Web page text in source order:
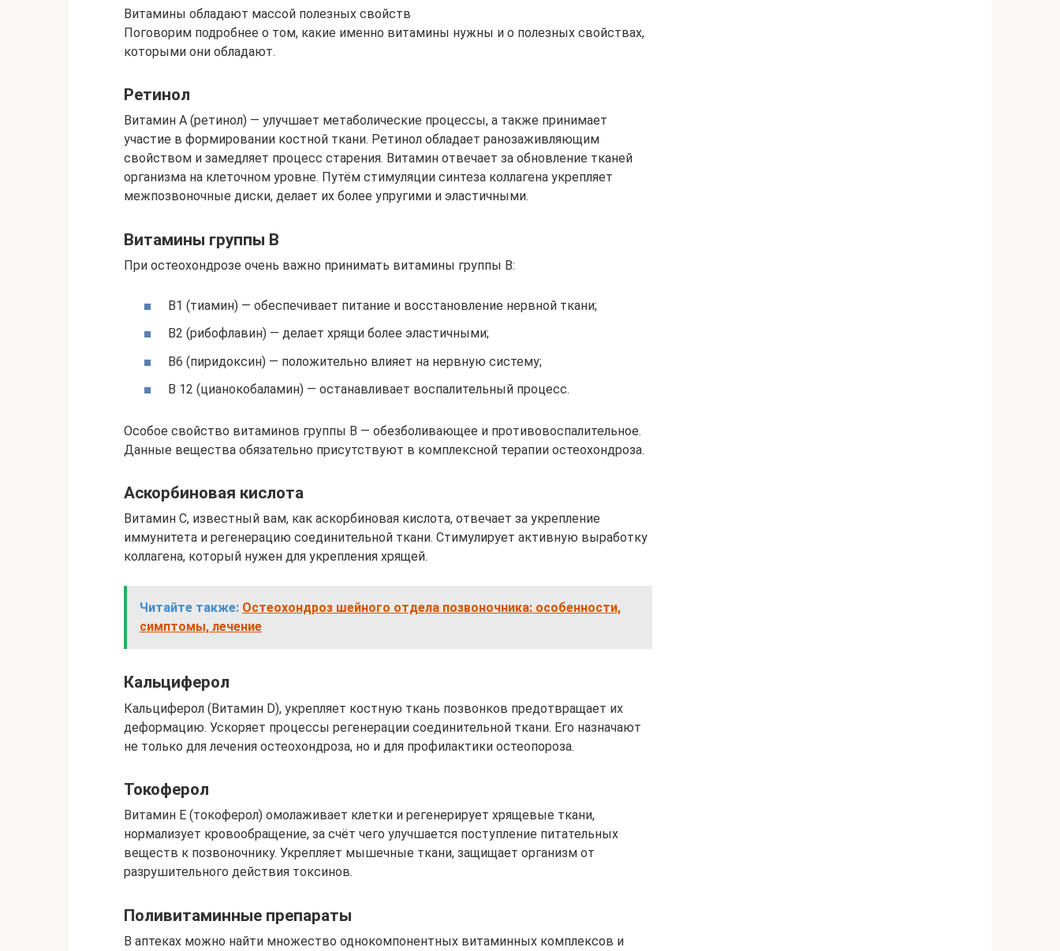
Витамины обладают массой полезных свойств
Поговорим подробнее о том, какие именно витамины нужны и о полезных свойствах,
которыми они обладают.
Ретинол
Витамин А (ретинол) — улучшает метаболические процессы, а также принимает
участие в формировании костной ткани. Ретинол обладает ранозаживляющим
свойством и замедляет процесс старения. Витамин отвечает за обновление тканей
организма на клеточном уровне. Путём стимуляции синтеза коллагена укрепляет
межпозвоночные диски, делает их более упругими и эластичными.
Витамины группы В
При остеохондрозе очень важно принимать витамины группы В:
В1 (тиамин) — обеспечивает питание и восстановление нервной ткани;
В2 (рибофлавин) — делает хрящи более эластичными;
В6 (пиридоксин) — положительно влияет на нервную систему;
В 12 (цианокобаламин) — останавливает воспалительный процесс.
Особое свойство витаминов группы В — обезболивающее и противовоспалительное.
Данные вещества обязательно присутствуют в комплексной терапии остеохондроза.
Аскорбиновая кислота
Витамин С, известный вам, как аскорбиновая кислота, отвечает за укрепление
иммунитета и регенерацию соединительной ткани. Стимулирует активную выработку
коллагена, который нужен для укрепления хрящей.
Читайте также: Остеохондроз шейного отдела позвоночника: особенности,
симптомы, лечение
Кальциферол
Кальциферол (Витамин D), укрепляет костную ткань позвонков предотвращает их
деформацию. Ускоряет процессы регенерации соединительной ткани. Его назначают
не только для лечения остеохондроза, но и для профилактики остеопороза.
Токоферол
Витамин Е (токоферол) омолаживает клетки и регенерирует хрящевые ткани,
нормализует кровообращение, за счёт чего улучшается поступление питательных
веществ к позвоночнику. Укрепляет мышечные ткани, защищает организм от
разрушительного действия токсинов.
Поливитаминные препараты
В аптеках можно найти множество однокомпонентных витаминных комплексов и